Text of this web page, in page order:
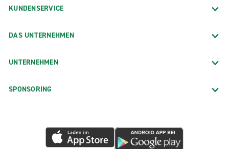
KUNDENSERVICE
DAS UNTERNEHMEN
UNTERNEHMEN
SPONSORING